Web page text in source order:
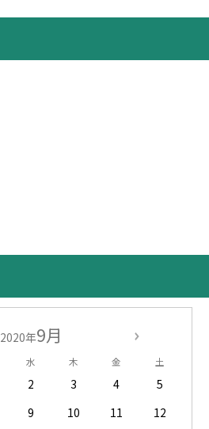
2020年9月
水 木 金 土
2 3 4
5
9 10 11
12